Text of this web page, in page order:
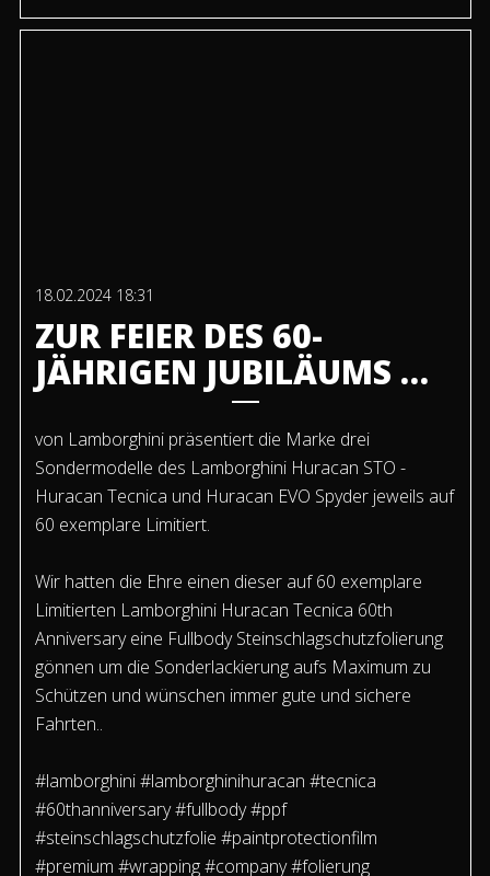
18.02.2024 18:31
ZUR FEIER DES 60-
JÄHRIGEN JUBILÄUMS …
von Lamborghini präsentiert die Marke drei
Sondermodelle des Lamborghini Huracan STO -
Huracan Tecnica und Huracan EVO Spyder jeweils auf
60 exemplare Limitiert.
Wir hatten die Ehre einen dieser auf 60 exemplare
Limitierten Lamborghini Huracan Tecnica 60th
Anniversary eine Fullbody Steinschlagschutzfolierung
gönnen um die Sonderlackierung aufs Maximum zu
Schützen und wünschen immer gute und sichere
Fahrten..
#lamborghini #lamborghinihuracan #tecnica
#60thanniversary #fullbody #ppf
#steinschlagschutzfolie #paintprotectionfilm
#premium #wrapping #company #folierung